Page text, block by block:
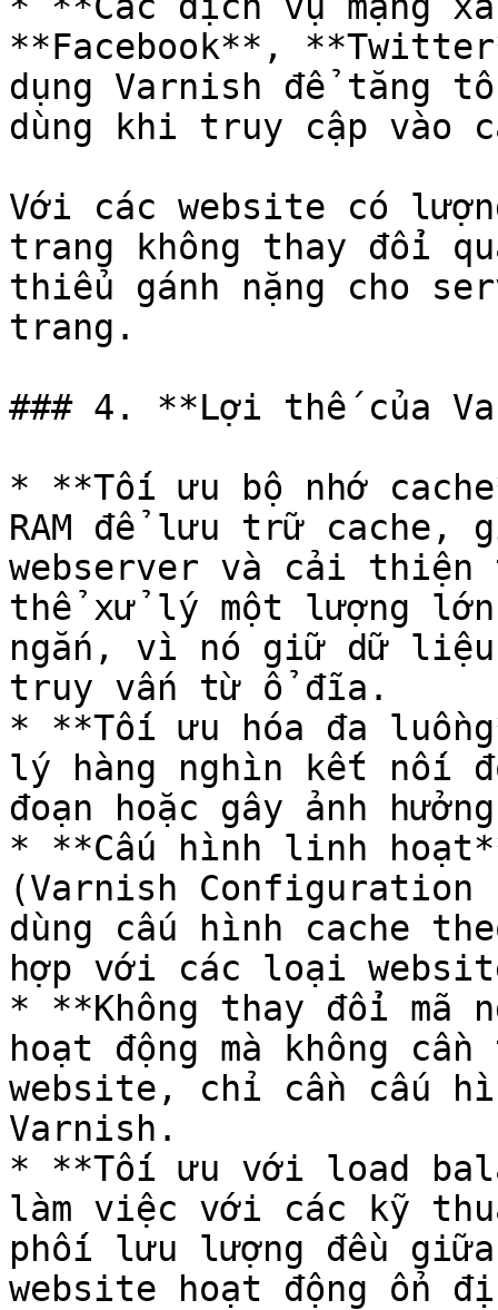
**Facebook**,
dụng Varnish để tăng
dùng khi truy cập vào
Với các website có
trang không thay đổi
thiểu gánh nặng cho
trang.
### 4. **Lợi thế của
* **Tối ưu bộ nhớ
RAM để lưu trữ cache,
webserver và cải thiện
thể xử lý một lượng
ngắn, vì nó giữ dữ
truy vấn từ ổ đĩa.
* **Tối ưu hóa đa
lý hàng nghìn kết nối
đoạn hoặc gây ảnh
* **Cấu hình linh
(Varnish Configuration
dùng cấu hình cache
hợp với các loại
* **Không thay đổi mã
hoạt động mà không
website, chỉ cần cấu
Varnish.
* **Tối ưu với load
làm việc với các kỹ
phối lưu lượng đều
website hoạt động ổn